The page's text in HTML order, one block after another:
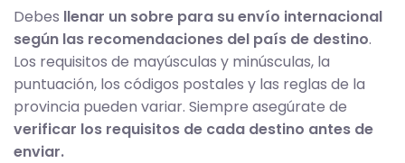
Debes llenar un sobre para su envío internacional
según las recomendaciones del país de destino.
Los requisitos de mayúsculas y minúsculas, la
puntuación, los códigos postales y las reglas de la
provincia pueden variar. Siempre asegúrate de
verificar los requisitos de cada destino antes de
enviar.